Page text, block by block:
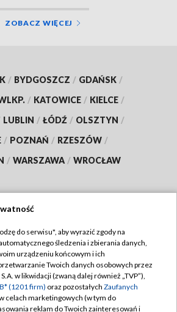
ZOBACZ WIĘCEJ
/ BYDGOSZCZ / GDAŃSK /
/ KATOWICE / KIELCE /
LUBLIN / ŁÓDŹ / OLSZTYN /
/ POZNAŃ / RZESZÓW /
/ WARSZAWA / WROCŁAW
TVP
TVP
Regulamin TVP
Polityka prywatności
Moje zgody
do serwisu", aby wyrazić zgody na
śledzenia i zbierania danych,
urządzeniu końcowym i ich
Twoich danych osobowych przez
w likwidacji (zwaną dalej również „TVP”),
(1201 firm) oraz pozostałych Zaufanych
celach marketingowych (w tym do
reklam do Twoich zainteresowań i